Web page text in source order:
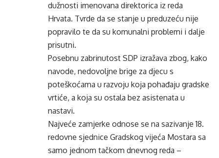
dužnosti imenovana direktorica iz reda
Hrvata. Tvrde da se stanje u preduzeću nije
popravilo te da su komunalni problemi i dalje
prisutni.
Posebnu zabrinutost SDP izražava zbog, kako
navode, nedovoljne brige za djecu s
poteškoćama u razvoju koja pohađaju gradske
vrtiće, a koja su ostala bez asistenata u
nastavi.
Najveće zamjerke odnose se na sazivanje 18.
redovne sjednice Gradskog vijeća Mostara sa
samo jednom tačkom dnevnog reda –